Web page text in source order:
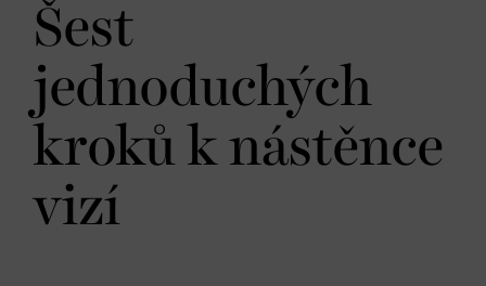
Šest
jednoduchých
kroků k nástěnce
vizí